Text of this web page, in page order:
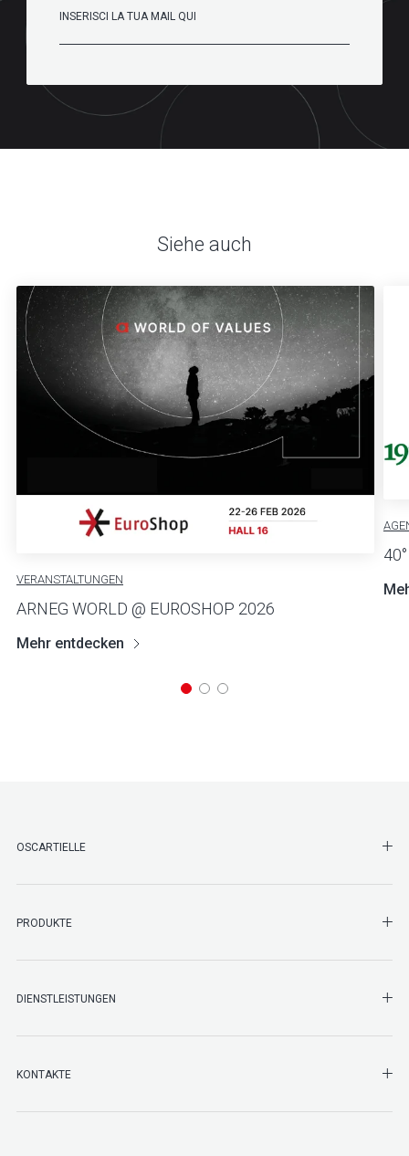
Siehe auch
VERANSTALTUNGEN
ARNEG WORLD @ EUROSHOP 2026
Mehr entdecken
OSCARTIELLE
PRODUKTE
DIENSTLEISTUNGEN
KONTAKTE